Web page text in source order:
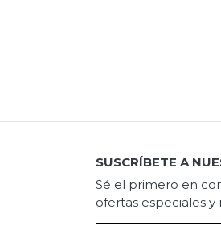
SUSCRÍBETE A
Sé el primero en
ofertas especiales